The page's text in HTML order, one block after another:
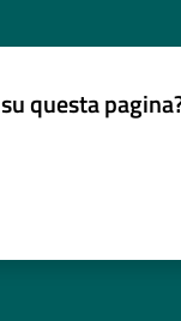
questa